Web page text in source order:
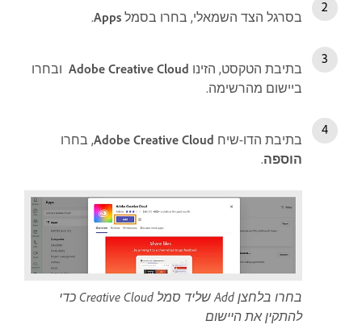
בסרגל הצד השמאלי, בחרו בסמל Apps
.
בתיבת הטקסט, הזינו Adobe Creative Cloud ובחרו
ביישום מהרשימה.
בתיבת הדו-שיח Adobe Creative Cloud, בחרו
הוספה.
בחרו בלחצן Add שליד סמל Creative Cloud כדי
להתקין את היישום